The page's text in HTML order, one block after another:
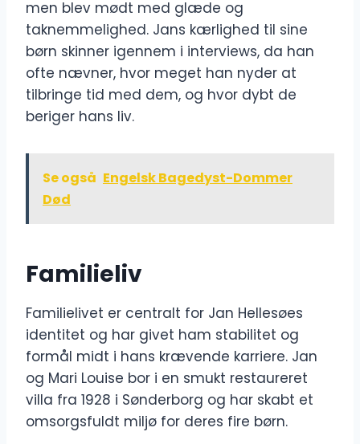
men blev mødt med glæde og
taknemmelighed. Jans kærlighed til sine
børn skinner igennem i interviews, da han
ofte nævner, hvor meget han nyder at
tilbringe tid med dem, og hvor dybt de
beriger hans liv.
Se også Engelsk Bagedyst-Dommer
Død
Familieliv
Familielivet er centralt for Jan Hellesøes
identitet og har givet ham stabilitet og
formål midt i hans krævende karriere. Jan
og Mari Louise bor i en smukt restaureret
villa fra 1928 i Sønderborg og har skabt et
omsorgsfuldt miljø for deres fire børn.